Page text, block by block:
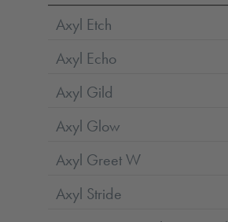
Axyl Etch
Axyl Echo
Axyl Gild
Axyl Glow
Axyl Greet W
Axyl Stride